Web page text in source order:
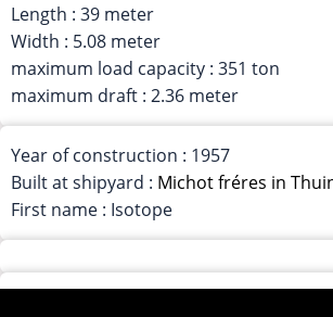
Length : 39 meter
Width : 5.08 meter
maximum load capacity : 351 ton
maximum draft : 2.36 meter
Year of construction : 1957
Built at shipyard : Michot fréres in
First name : Isotope